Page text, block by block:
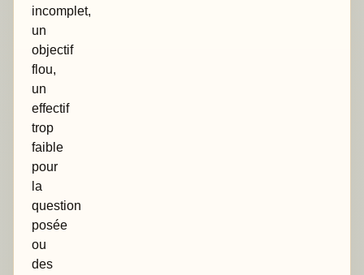
incomplet,
un
objectif
flou,
un
effectif
trop
faible
pour
la
question
posée
ou
des